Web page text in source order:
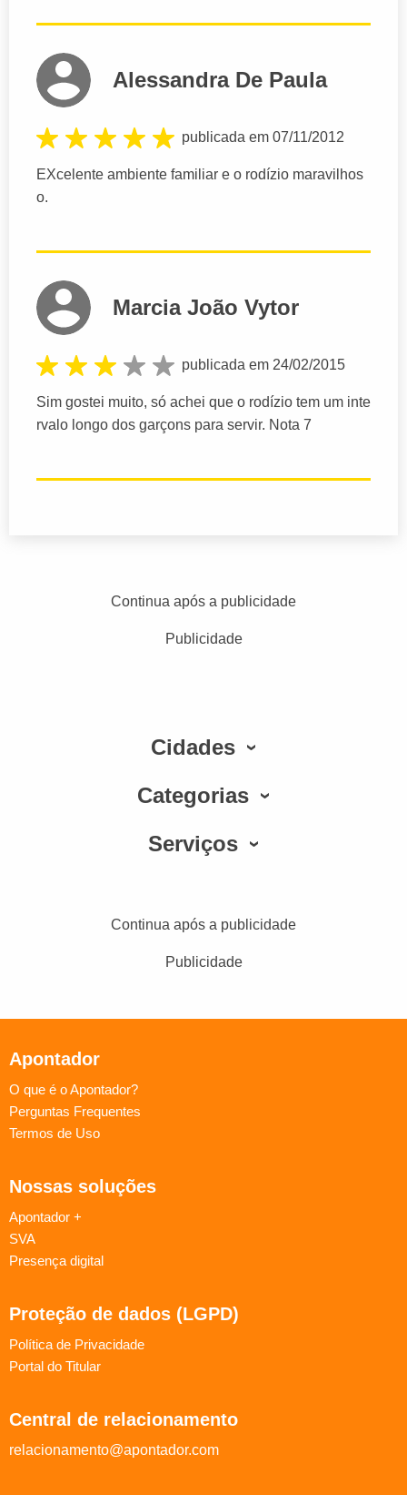
Alessandra De Paula
publicada em 07/11/2012
EXcelente ambiente familiar e o rodízio maravilhos
o.
Marcia João Vytor
publicada em 24/02/2015
Sim gostei muito, só achei que o rodízio tem um inte
rvalo longo dos garçons para servir. Nota 7
Continua após a publicidade
Publicidade
Cidades
Categorias
Serviços
Continua após a publicidade
Publicidade
Apontador
O que é o Apontador?
Perguntas Frequentes
Termos de Uso
Nossas soluções
Apontador +
SVA
Presença digital
Proteção de dados (LGPD)
Política de Privacidade
Portal do Titular
Central de relacionamento
relacionamento@apontador.com